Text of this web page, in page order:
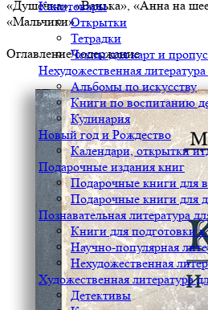
Канцтовары
Открытки
Тетрадки
Чехлы для карт и
Нехудожественная
Альбомы по искусству
Книги по воспитанию
Кулинария
Новый год и Рождество
Календари, открытки
Подарочные издания книг
Подарочные книги для
Подарочные книги для
Познавательная литература
Книги для подготовки
Научно-популярная
Нехудожественная
Художественная литература
Детективы
«Душечка», «Ванька», «Анна на
«Мальчики».
Оглавление/содержание